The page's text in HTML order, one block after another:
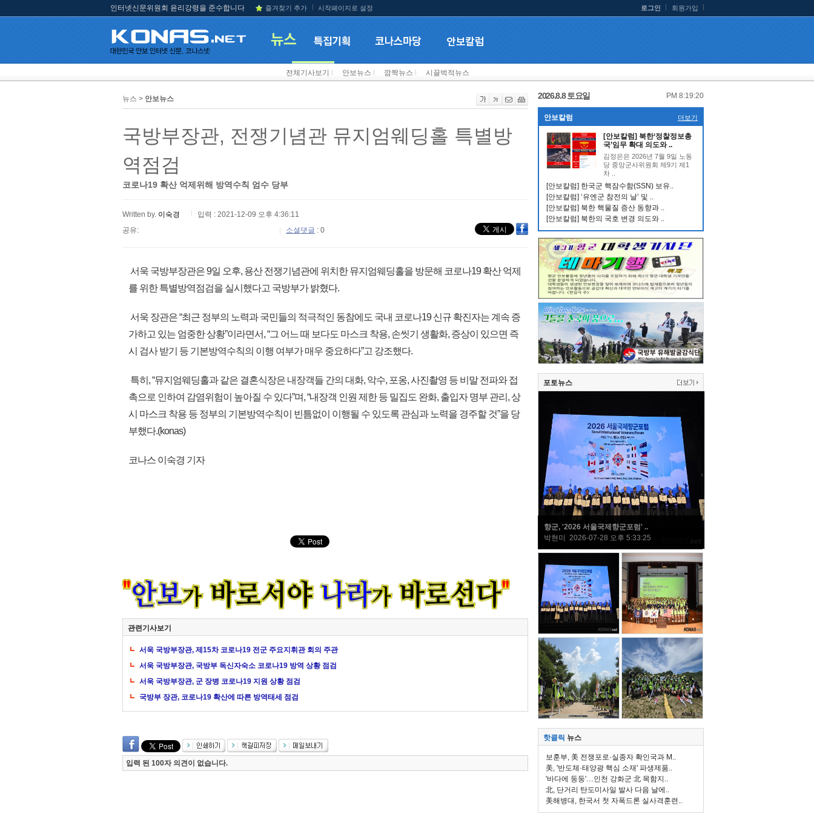
인터넷신문위원회 윤리강령을 준수합니다 즐겨찾기 추가 시작페이지로 설정 로그인 회원가입
전체기사보기 안보뉴스 깜짝뉴스 시끌벅적뉴스
뉴스 > 안보뉴스
국방부장관, 전쟁기념관 뮤지엄웨딩홀 특별방
역점검
코로나19 확산 억제위해 방역수칙 엄수 당부
Written by. 이숙경
입력 : 2021-12-09 오후 4:36:11
공유:
소셜댓글 : 0
서욱 국방부장관은 9일 오후, 용산 전쟁기념관에 위치한 뮤지엄웨딩홀을 방문해 코로나19 확산 억제
를 위한 특별방역점검을 실시했다고 국방부가 밝혔다.
서욱 장관은 “최근 정부의 노력과 국민들의 적극적인 동참에도 국내 코로나19 신규 확진자는 계속 증
가하고 있는 엄중한 상황”이라면서, “그 어느 때 보다도 마스크 착용, 손씻기 생활화, 증상이 있으면 즉
시 검사 받기 등 기본방역수칙의 이행 여부가 매우 중요하다”고 강조했다.
특히, “뮤지엄웨딩홀과 같은 결혼식장은 내장객들 간의 대화, 악수, 포옹, 사진촬영 등 비말 전파와 접
촉으로 인하여 감염위험이 높아질 수 있다”며, “내장객 인원 제한 등 밀집도 완화, 출입자 명부 관리, 상
시 마스크 착용 등 정부의 기본방역수칙이 빈틈없이 이행될 수 있도록 관심과 노력을 경주할 것”을 당
부했다.(konas)
코나스 이숙경 기자
관련기사보기
서욱 국방부장관, 제15차 코로나19 전군 주요지휘관 회의 주관
서욱 국방부장관, 국방부 독신자숙소 코로나19 방역 상황 점검
서욱 국방부장관, 군 장병 코로나19 지원 상황 점검
국방부 장관, 코로나19 확산에 따른 방역태세 점검
입력 된 100자 의견이 없습니다.
2026.8.8 토요일 PM 8:19:21
안보칼럼 더보기
[안보칼럼] 북한‘정찰정보총
국’임무 확대 의도와 ..
김정은은 2026년 7월 9일 노동
당 중앙군사위원회 제9기 제1
차 ..
[안보칼럼] 한국군 핵잠수함(SSN) 보유..
[안보칼럼] ‘유엔군 참전의 날’ 및 ..
[안보칼럼] 북한 핵물질 증산 동향과 ..
[안보칼럼] 북한의 국호 변경 의도와 ..
포토뉴스
향군, '2026 서울국제향군포럼' ..
박현미 2026-07-28 오후 5:33:25
핫클릭 뉴스
보훈부, 美 전쟁포로·실종자 확인국과 M..
美, '반도체·태양광 핵심 소재' 파생제품..
'바다에 둥둥'…인천 강화군 北 목함지..
北, 단거리 탄도미사일 발사 다음 날에..
美해병대, 한국서 첫 자폭드론 실사격훈련..